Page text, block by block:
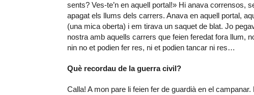
sents? Ves-te’n en aquell portal!» Hi anava corrensos,
apagat els llums dels carrers. Anava en aquell portal,
(una mica oberta) i em tirava un saquet de blat. Jo
nostra amb aquells carrers que feien feredat fora llum,
nin no et podien fer res, ni et podien tancar ni res…
Què recordau de la guerra civil?
Calla! A mon pare li feien fer de guardià en el